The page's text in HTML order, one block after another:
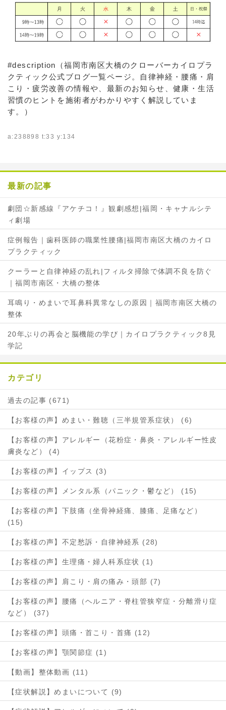
#description（福岡市南区大橋のクローバーカイロプラ
クティック公式ブログ一覧ページ。自律神経・腰痛・肩
こり・疲労改善の情報や、最新のお知らせ、健康・生活
習慣のヒントを施術者がわかりやすく解説していま
す。）
a:238898 t:33 y:134
最新の記事
劇団☆新感線『アケチコ！』観劇感想|福岡・キャナルシテ
ィ劇場
症例報告｜歯科医師の職業性腰痛|福岡市南区大橋のカイロ
プラクティック
クーラーと自律神経の乱れ|フィルタ掃除で体調不良を防ぐ
｜福岡市南区・大橋の整体
耳鳴り・めまいで耳鼻科異常なしの原因｜福岡市南区大橋の
整体
20年ぶりの再会と脳機能の学び｜カイロプラクティック8見
学記
カテゴリ
過去の記事 (671)
【お客様の声】めまい・難聴（三半規管系症状） (6)
【お客様の声】アレルギー（花粉症・鼻炎・アレルギー性皮
膚炎など） (4)
【お客様の声】イップス (3)
【お客様の声】メンタル系（パニック・鬱など） (15)
【お客様の声】下肢痛（坐骨神経痛、膝痛、足痛など）
(15)
【お客様の声】不定愁訴・自律神経系 (28)
【お客様の声】生理痛・婦人科系症状 (1)
【お客様の声】肩こり・肩の痛み・頭部 (7)
【お客様の声】腰痛（ヘルニア・脊柱管狭窄症・分離滑り症
など） (37)
【お客様の声】頭痛・首こり・首痛 (12)
【お客様の声】顎関節症 (1)
【動画】整体動画 (11)
【症状解説】めまいについて (9)